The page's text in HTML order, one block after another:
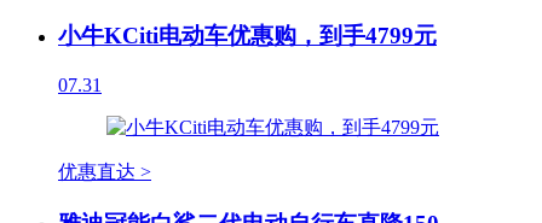
小牛KCiti电动车优惠购，到手4799元
07.31
优惠直达 >